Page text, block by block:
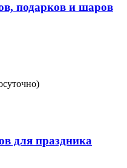
подарков и шаров
для праздника